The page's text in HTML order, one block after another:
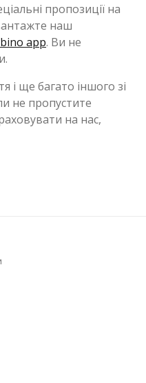
пропозиції на
наш
app. Ви не
і ще багато іншого зі
не пропустите
на нас,